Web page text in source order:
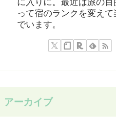
に入りに。最近は旅の目
って宿のランクを変えて
でいます。
アーカイブ